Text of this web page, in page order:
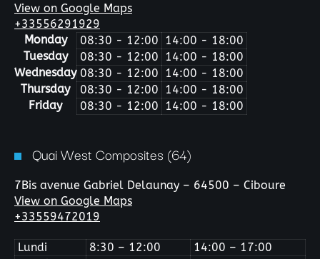
View on Google Maps
+33556291929
Monday
08:30 - 12:00 14:00 - 18:00
Tuesday
08:30 - 12:00 14:00 - 18:00
Wednesday 08:30 - 12:00 14:00 - 18:00
Thursday
08:30 - 12:00 14:00 - 18:00
Friday
08:30 - 12:00 14:00 - 18:00
Quai West Composites (64)
7Bis avenue Gabriel Delaunay – 64500 – Ciboure
View on Google Maps
+33559472019
Lundi 8:30 – 12:00
14:00 – 17:00